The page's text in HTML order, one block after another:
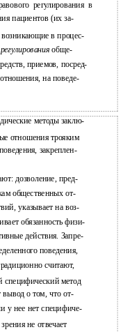
регулирования в
пациентов (их за-
в процес-
обще-
приемов, посред-
на поведе-
методы заклю-
отношения трояким
закреплен-
дозволение, пред-
общественных от-
указывает на воз-
обязанность физи-
действия. Запре-
поведения,
считают,
специфический метод
вывод о том, что от-
у нее нет специфиче-
не отвечает